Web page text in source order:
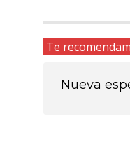
Te
Nueva